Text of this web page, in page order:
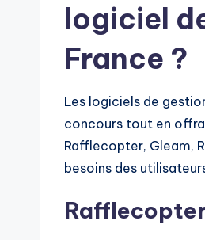
logiciel
France ?
Les logiciels de
concours tout en
Rafflecopter, Gleam,
besoins des